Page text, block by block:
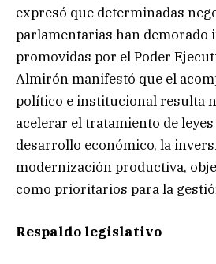
expresó que determinadas
parlamentarias han demorado
promovidas por el Poder
Almirón manifestó que el
político e institucional resulta
acelerar el tratamiento de
desarrollo económico, la
modernización productiva,
como prioritarios para la
Respaldo legislativo